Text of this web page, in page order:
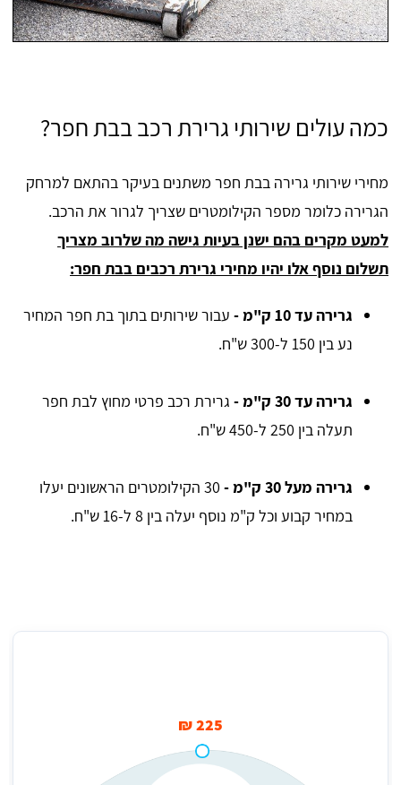
כמה עולים שירותי גרירת רכב בבת חפר?
מחירי שירותי גרירה בבת חפר משתנים בעיקר בהתאם למרחק
הגרירה כלומר מספר הקילומטרים שצריך לגרור את הרכב.
למעט מקרים בהם ישנן בעיות גישה מה שלרוב מצריך
תשלום נוסף אלו יהיו מחירי גרירת רכבים בבת חפר:
גרירה עד 10 ק"מ - עבור שירותים בתוך בת חפר המחיר
נע בין 150 ל-300 ש"ח.
גרירה עד 30 ק"מ - גרירת רכב פרטי מחוץ לבת חפר
תעלה בין 250 ל-450 ש"ח.
גרירה מעל 30 ק"מ -
30 הקילומטרים הראשונים יעלו
במחיר קבוע וכל ק"מ נוסף יעלה בין 8 ל-16 ש"ח.
225 ₪